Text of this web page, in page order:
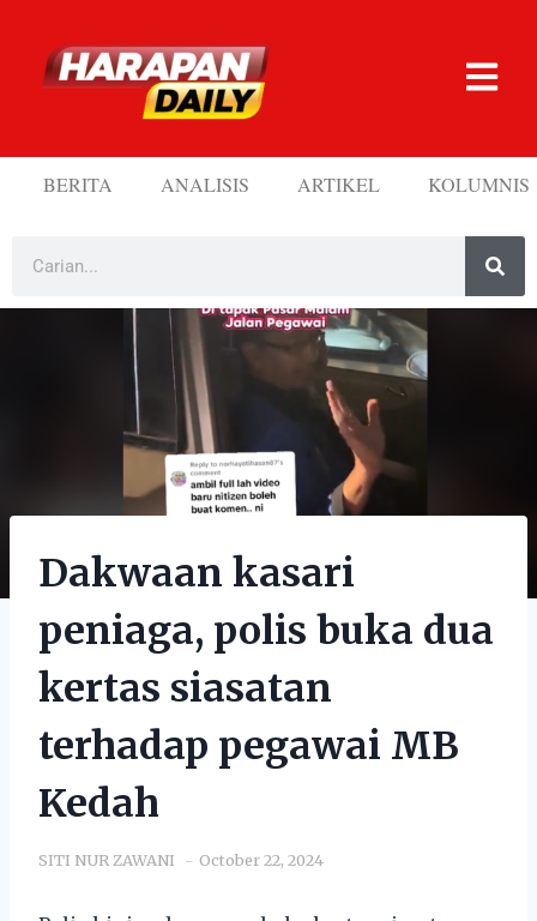
BERITA ANALISIS ARTIKEL KOLUMNIS
Dakwaan kasari
peniaga, polis buka dua
kertas siasatan
terhadap pegawai MB
Kedah
SITI NUR ZAWANI October 22, 2024